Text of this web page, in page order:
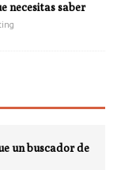
necesitas saber
un buscador de